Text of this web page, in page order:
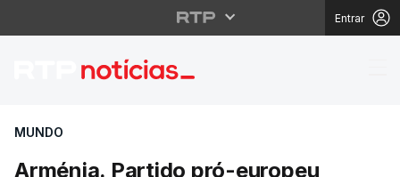
Entrar
Arménia. Partido pró-
MUNDO
Arménia. Partido pró-europeu